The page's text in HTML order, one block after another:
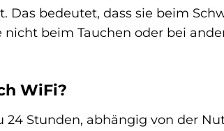
Das bedeutet, dass sie beim
beim Tauchen oder bei
WiFi?
Stunden, abhängig von der